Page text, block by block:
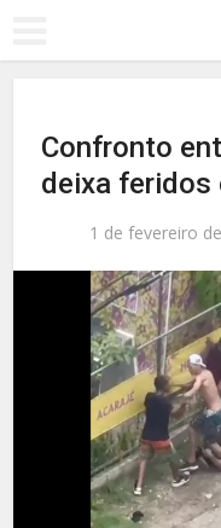
Confronto
deixa feridos
1 de fevereiro